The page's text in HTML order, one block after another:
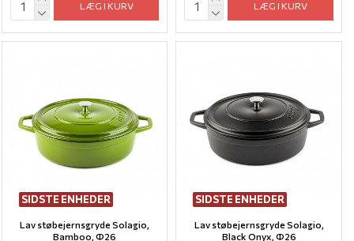
LÆG I KURV LÆG I KURV
SIDSTE ENHEDER
Lav støbejernsgryde Solagio,
Bamboo, Ф26
SIDSTE ENHEDER
Lav støbejernsgryde Solagio,
Black Onyx, Ф26